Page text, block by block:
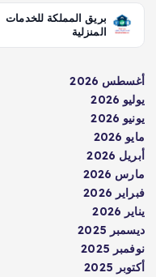
بريق المملكة للخدمات
المنزلية
أغسطس 2026
يوليو 2026
يونيو 2026
مايو 2026
أبريل 2026
مارس 2026
فبراير 2026
يناير 2026
ديسمبر 2025
نوفمبر 2025
أكتوبر 2025